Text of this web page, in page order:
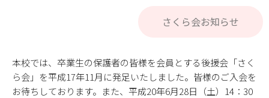
さくら会お知らせ
本校では、卒業生の保護者の皆様を会員とする後援会「さく
ら会」を平成17年11月に発足いたしました。皆様のご入会を
お待ちしております。また、平成20年6月28日（土）14：30